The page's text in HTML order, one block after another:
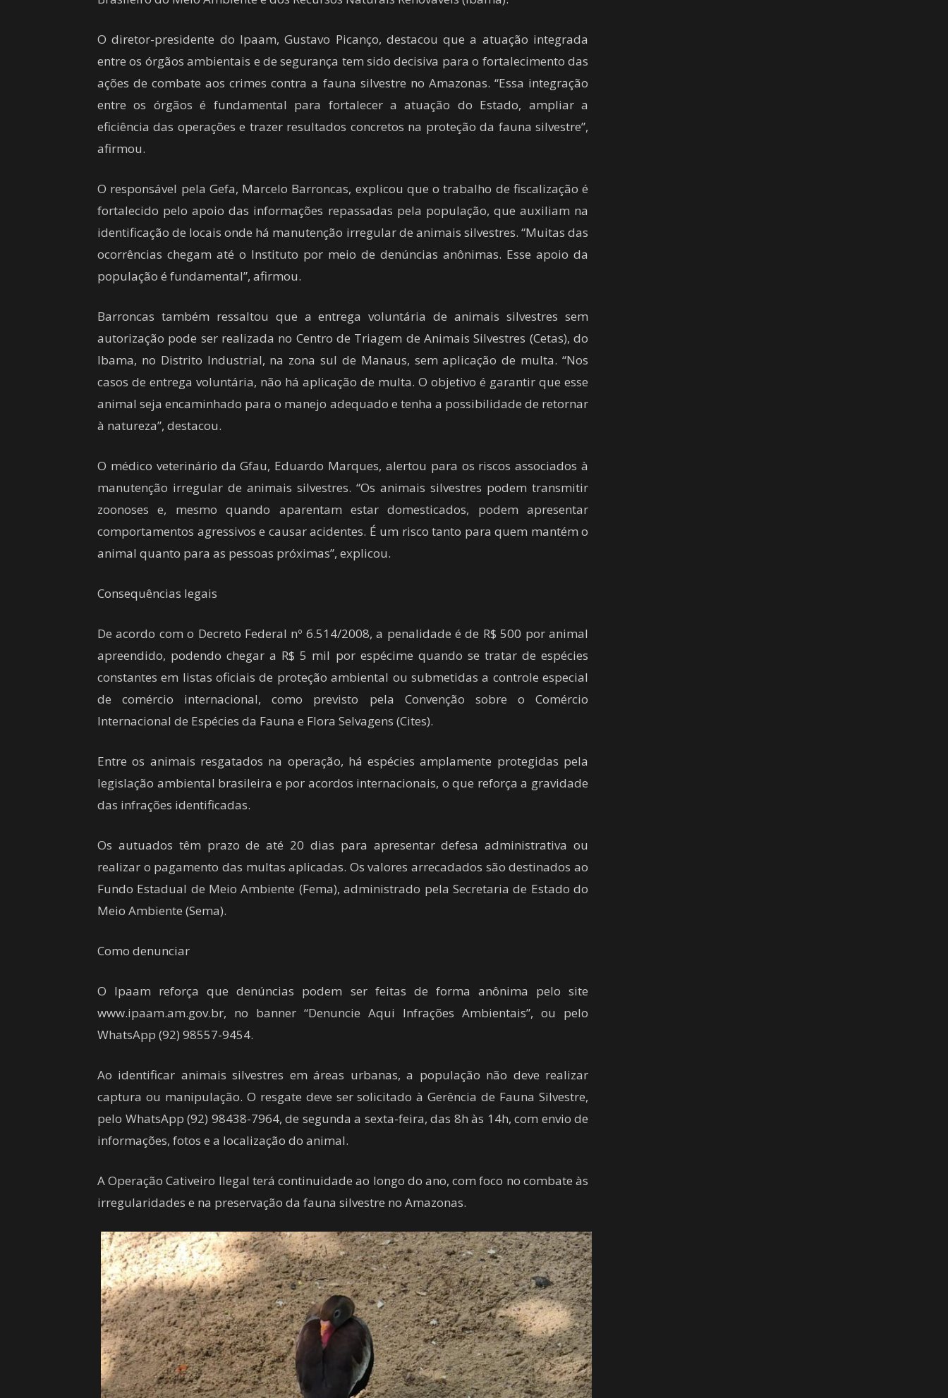
O diretor-presidente do Ipaam, Gustavo Picanço, destacou que a atuação integrada
entre os órgãos ambientais e de segurança tem sido decisiva para o fortalecimento das
ações de combate aos crimes contra a fauna silvestre no Amazonas. “Essa integração
entre os órgãos é fundamental para fortalecer a atuação do Estado, ampliar a
eficiência das operações e trazer resultados concretos na proteção da fauna silvestre”,
afirmou.
O responsável pela Gefa, Marcelo Barroncas, explicou que o trabalho de fiscalização é
fortalecido pelo apoio das informações repassadas pela população, que auxiliam na
identificação de locais onde há manutenção irregular de animais silvestres. “Muitas das
ocorrências chegam até o Instituto por meio de denúncias anônimas. Esse apoio da
população é fundamental”, afirmou.
Barroncas também ressaltou que a entrega voluntária de animais silvestres sem
autorização pode ser realizada no Centro de Triagem de Animais Silvestres (Cetas), do
Ibama, no Distrito Industrial, na zona sul de Manaus, sem aplicação de multa. “Nos
casos de entrega voluntária, não há aplicação de multa. O objetivo é garantir que esse
animal seja encaminhado para o manejo adequado e tenha a possibilidade de retornar
à natureza”, destacou.
O médico veterinário da Gfau, Eduardo Marques, alertou para os riscos associados à
manutenção irregular de animais silvestres. “Os animais silvestres podem transmitir
zoonoses e, mesmo quando aparentam estar domesticados, podem apresentar
comportamentos agressivos e causar acidentes. É um risco tanto para quem mantém o
animal quanto para as pessoas próximas”, explicou.
Consequências legais
De acordo com o Decreto Federal nº 6.514/2008, a penalidade é de R$ 500 por animal
apreendido, podendo chegar a R$ 5 mil por espécime quando se tratar de espécies
constantes em listas oficiais de proteção ambiental ou submetidas a controle especial
de comércio internacional, como previsto pela Convenção sobre o Comércio
Internacional de Espécies da Fauna e Flora Selvagens (Cites).
Entre os animais resgatados na operação, há espécies amplamente protegidas pela
legislação ambiental brasileira e por acordos internacionais, o que reforça a gravidade
das infrações identificadas.
Os autuados têm prazo de até 20 dias para apresentar defesa administrativa ou
realizar o pagamento das multas aplicadas. Os valores arrecadados são destinados ao
Fundo Estadual de Meio Ambiente (Fema), administrado pela Secretaria de Estado do
Meio Ambiente (Sema).
Como denunciar
O Ipaam reforça que denúncias podem ser feitas de forma anônima pelo site
www.ipaam.am.gov.br, no banner “Denuncie Aqui Infrações Ambientais”, ou pelo
WhatsApp (92) 98557-9454.
Ao identificar animais silvestres em áreas urbanas, a população não deve realizar
captura ou manipulação. O resgate deve ser solicitado à Gerência de Fauna Silvestre,
pelo WhatsApp (92) 98438-7964, de segunda a sexta-feira, das 8h às 14h, com envio de
informações, fotos e a localização do animal.
A Operação Cativeiro Ilegal terá continuidade ao longo do ano, com foco no combate às
irregularidades e na preservação da fauna silvestre no Amazonas.